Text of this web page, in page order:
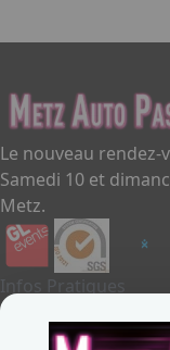
Le nouveau
Samedi 10 et
Metz.
Infos Pratiques
Je souhaite exposer